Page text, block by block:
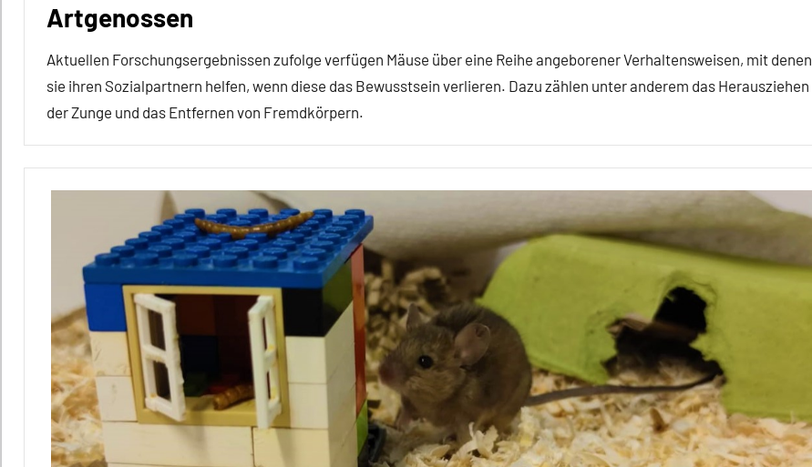
Artgenossen
Aktuellen Forschungsergebnissen zufolge verfügen Mäuse über eine Reihe angeborener Verhaltensweisen, mit denen
sie ihren Sozialpartnern helfen, wenn diese das Bewusstsein verlieren. Dazu zählen unter anderem das Herausziehen
der Zunge und das Entfernen von Fremdkörpern.
Alle
Themen
Tiergruppen
Altruismus
Forschung
aktuell
Säugetiere